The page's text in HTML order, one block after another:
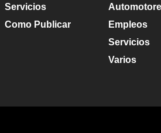
Servicios
Como Publicar
Empleos
Servicios
Varios